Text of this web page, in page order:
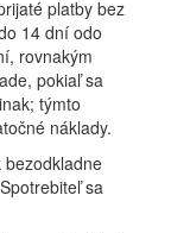
platby bez
14 dní odo
rovnakým
pokiaľ sa
týmto
náklady.
sa